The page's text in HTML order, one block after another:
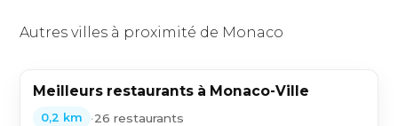
Autres villes à proximité de Monaco
Meilleurs restaurants à Monaco-Ville
0,2 km •26 restaurants